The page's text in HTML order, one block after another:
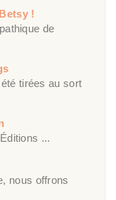
!
de
tirées au sort
...
nous offrons